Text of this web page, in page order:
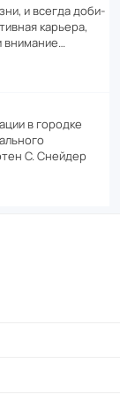
и всегда доби­
карьера,
внимание…
в городке
С. Снейдер